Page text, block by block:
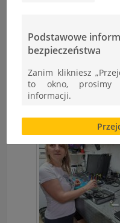
Podstawowe
bezpieczeństwa
Zanim klikniesz
to okno, prosimy
informacji.
Brak zgody bądź
cookies lub local
uniemożliwić
Informacje
przetwarzania
czas w sekcji
"Nasza